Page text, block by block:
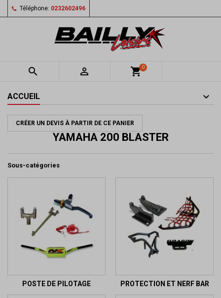
Téléphone: 0232602496
  shopping_cart0
ACCUEIL
CRÉER UN DEVIS À PARTIR DE CE PANIER
YAMAHA 200 BLASTER
Sous-catégories
POSTE DE PILOTAGE PROTECTION ET NERF BAR